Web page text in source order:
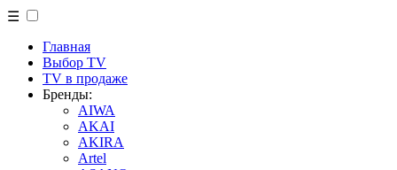
☰
Главная
Выбор TV
TV в продаже
Бренды:
AIWA
AKAI
AKIRA
Artel